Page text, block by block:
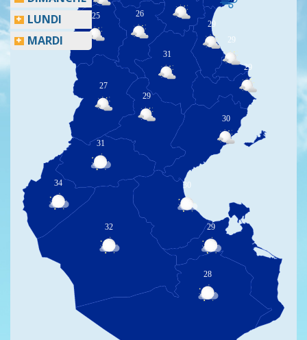
26
25
31
29
29
29
27
29
30
30
31
34
32 29
28
LUNDI
MARDI